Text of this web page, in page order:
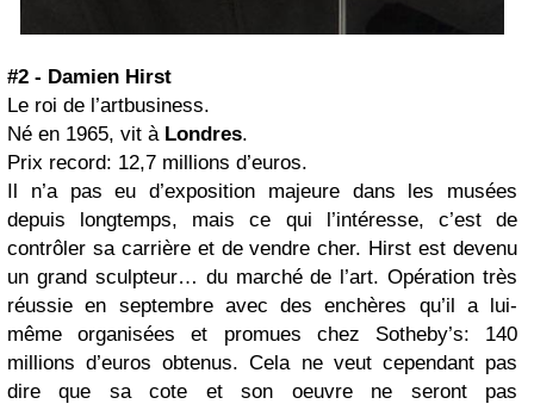
#2 - Damien Hirst
Le roi de l’artbusiness.
Né en 1965, vit à Londres.
Prix record: 12,7 millions d’euros.
Il n’a pas eu d’exposition majeure dans les musées
depuis longtemps, mais ce qui l’intéresse, c’est de
contrôler sa carrière et de vendre cher. Hirst est devenu
un grand sculpteur… du marché de l’art. Opération très
réussie en septembre avec des enchères qu’il a lui-
même organisées et promues chez Sotheby’s: 140
millions d’euros obtenus. Cela ne veut cependant pas
dire que sa cote et son oeuvre ne seront pas